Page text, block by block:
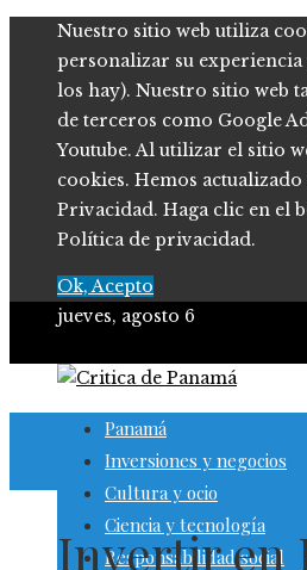
Nuestro sitio web utiliza
personalizar su
los hay). Nuestro sitio web
de terceros como Google
Youtube. Al utilizar el sitio
cookies. Hemos
Privacidad. Haga clic en el
Política de privacidad.
Ok, Acepto
jueves, agosto 6
Panamá
Inversiones y negocios
Cultura y ocio
Ciencia y tecnología
Responsabilidad social
Invertir en